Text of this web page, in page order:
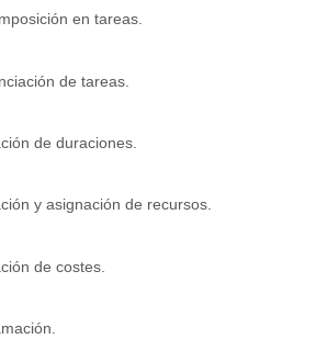
en tareas.
de tareas.
de duraciones.
y asignación de recursos.
de costes.